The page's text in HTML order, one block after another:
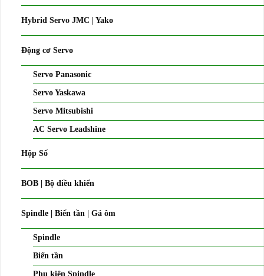
Hybrid Servo JMC | Yako
Động cơ Servo
Servo Panasonic
Servo Yaskawa
Servo Mitsubishi
AC Servo Leadshine
Hộp Số
BOB | Bộ điều khiển
Spindle | Biến tần | Gá ôm
Spindle
Biến tần
Phụ kiện Spindle